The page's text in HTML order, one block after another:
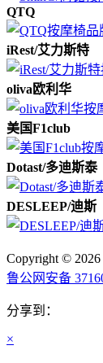
QTQ
iRest/艾力斯特
oliva欧利华
美国F1club
Dotast/多迪斯泰
DESLEEP/迪斯
Copyright © 2026
鲁公网安备
分享到：
×